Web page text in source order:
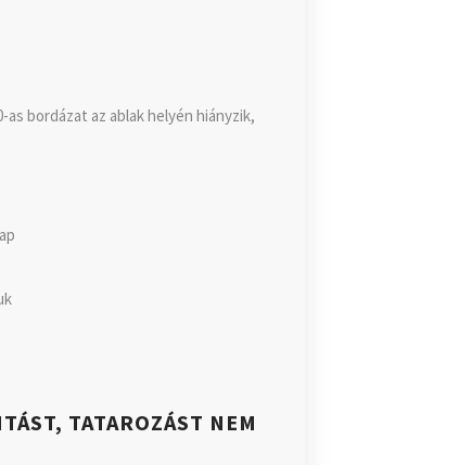
bordázat az ablak helyén hiányzik,
TATAROZÁST NEM